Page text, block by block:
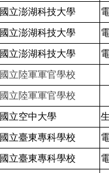
國立澎湖科技大學
國立澎湖科技大學
國立澎湖科技大學
國立陸軍軍官學校
國立陸軍軍官學校
國立空中大學
國立臺東專科學校
國立臺東專科學校